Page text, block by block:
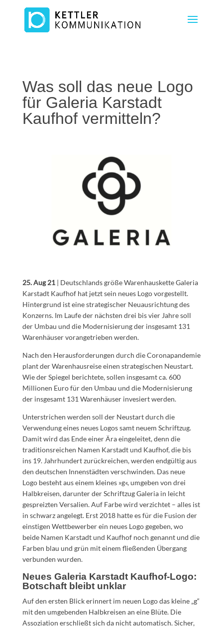
Was soll das neue Logo
für Galeria Karstadt
Kaufhof vermitteln?
25. Aug 21| Deutschlands größe Warenhauskette Galeria
Karstadt Kaufhof hat jetzt sein neues Logo vorgestellt.
Hintergrund ist eine strategischer Neuausrichtung des
Konzerns. Im Laufe der nächsten drei bis vier Jahre soll
der Umbau und die Modernisierung der insgesamt 131
Warenhäuser vorangetrieben werden.
Nach den Herausforderungen durch die Coronapandemie
plant der Warenhausreise einen strategischen Neustart.
Wie der Spiegel berichtete, sollen insgesamt ca. 600
Millionen Euro für den Umbau und die Modernisierung
der insgesamt 131 Warenhäuser invesiert werden.
Unterstrichen werden soll der Neustart durch die
Verwendung eines neues Logos samt neuem Schriftzug.
Damit wird das Ende einer Ära eingeleitet, denn die
traditionsreichen Namen Karstadt und Kaufhof, die bis
ins 19. Jahrhundert zurückreichen, werden endgültig aus
den deutschen Innenstädten verschwinden. Das neue
Logo besteht aus einem kleines »g«, umgeben von drei
Halbkreisen, darunter der Schriftzug Galeria in leicht
gespreizten Versalien. Auf Farbe wird verzichtet – alles ist
in schwarz angelegt. Erst 2018 hatte es für die Fusion der
einstigen Wettbewerber ein neues Logo gegeben, wo
beide Namen Karstadt und Kaufhof noch genannt und die
Farben blau und grün mit einem fließenden Übergang
verbunden wurden.
Neues Galeria Karstadt Kaufhof-Logo:
Botschaft bleibt unklar
Auf den ersten Blick erinnert im neuen Logo das kleine „g“
mit den umgebenden Halbkreisen an eine Blüte. Die
Assoziation erschließt sich da nicht automatisch. Sicher,